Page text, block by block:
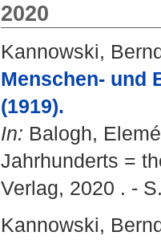
2020
Kannowski,
Menschen‐ und
(1919).
In: Balogh,
Jahrhunderts =
Verlag, 2020 . -
Kannowski,